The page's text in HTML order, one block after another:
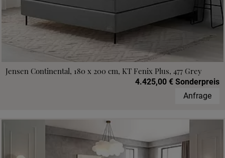
Jensen Continental, 180 x 200 cm, KT Fenix Plus, 477 Grey
4.425,00 € Sonderpreis
Anfrage